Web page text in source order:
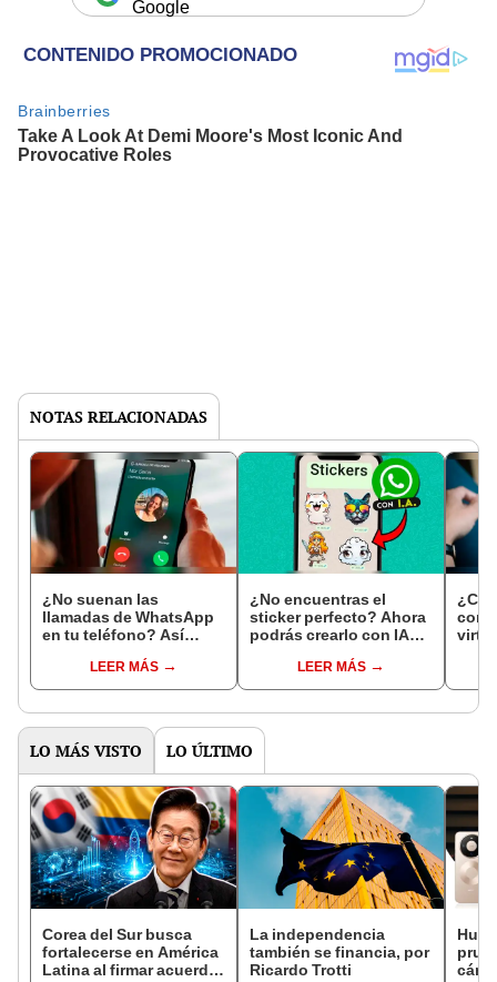
Google
NOTAS RELACIONADAS
¿No suenan las
llamadas de WhatsApp
en tu teléfono? Así
problemaLEER MÁS
¿No encuentras el
sticker perfecto? Ahora
podrás crearlo con IA
LEER MÁS
con
LO MÁS VISTO LO ÚLTIMO
Corea del Sur busca
fortalecerse en América
Latina al firmar acuerdo
La independencia
también se financia, por
Ricardo Trotti